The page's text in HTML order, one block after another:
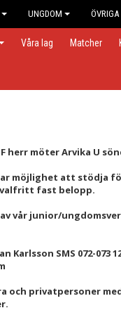
UNGDOM ÖVRIGA
Våra lag Matcher
herr möter Arvika U
möjlighet att stödja
fast belopp.
vår junior/
Karlsson SMS 072-073
och privatpersoner